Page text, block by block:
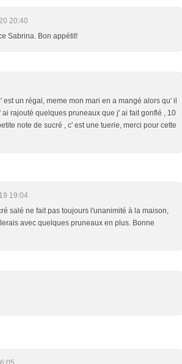
20:40
Sabrina. Bon appétit!
est un régal, meme mon mari en a mangé alors qu' il
rajouté quelques pruneaux que j' ai fait gonflé , 10
note de sucré , c' est une tuerie, merci pour cette
19:04
salé ne fait pas toujours l'unanimité à la maison,
avec quelques pruneaux en plus. Bonne